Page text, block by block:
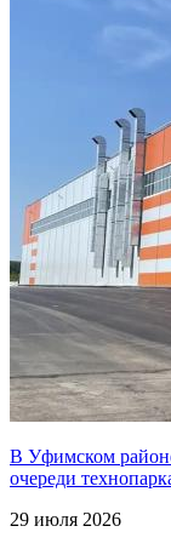
В Уфимском
очереди
29 июля 2026